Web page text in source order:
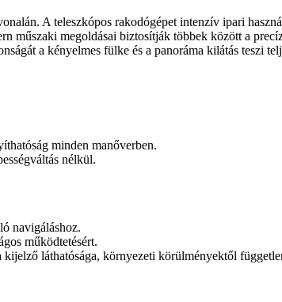
A teleszkópos rakodógépet intenzív ipari
műszaki megoldásai biztosítják többek között a
a kényelmes fülke és a panoráma kilátás teszi
minden manőverben.
nélkül.
navigáláshoz.
működtetésért.
láthatósága, környezeti körülményektől